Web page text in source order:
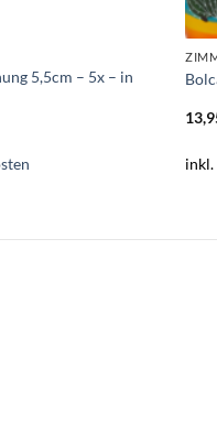
5,5cm – 5x – in
inkl.